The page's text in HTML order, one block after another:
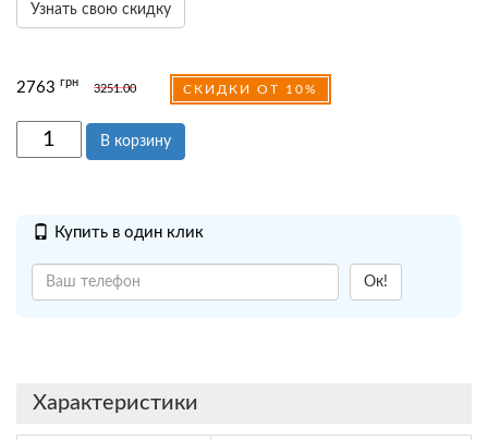
Узнать свою скидку
2763 грн
3251.00 СКИДКИ ОТ 10%
В корзину
Купить в один клик
Ок!
Характеристики